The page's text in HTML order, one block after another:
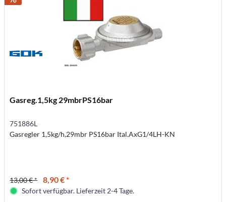
Gasreg.1,5kg 29mbrPS16bar
751886L
Gasregler 1,5kg/h,29mbr PS16bar Ital.AxG1/4LH-KN
13,00 € * 8,90 € *
Sofort verfügbar. Lieferzeit 2-4 Tage.